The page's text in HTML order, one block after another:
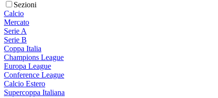
Sezioni
Calcio
Mercato
Serie A
Serie B
Coppa Italia
Champions League
Europa League
Conference League
Calcio Estero
Supercoppa Italiana